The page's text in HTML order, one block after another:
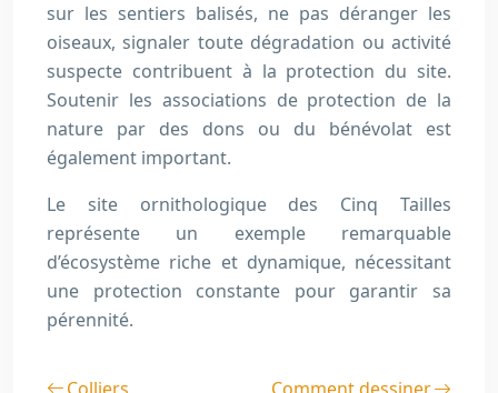
sur les sentiers balisés, ne pas déranger les
oiseaux, signaler toute dégradation ou activité
suspecte contribuent à la protection du site.
Soutenir les associations de protection de la
nature par des dons ou du bénévolat est
également important.
Le site ornithologique des Cinq Tailles
représente un exemple remarquable
d’écosystème riche et dynamique, nécessitant
une protection constante pour garantir sa
pérennité.